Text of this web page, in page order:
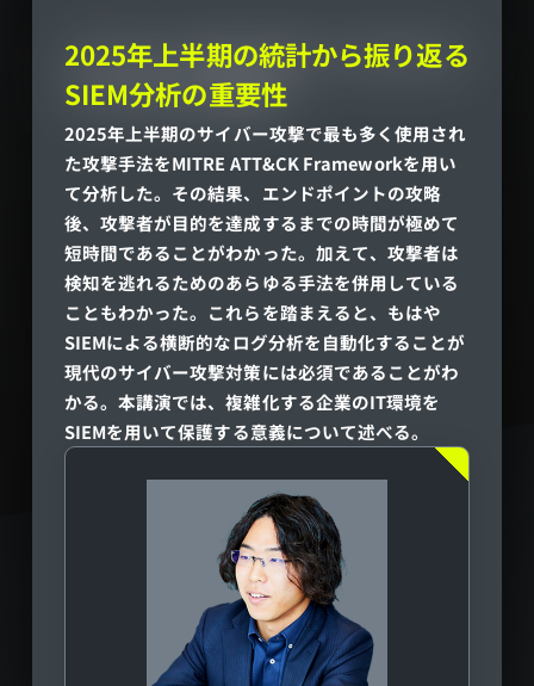
ラ
ム
2025年上半期の統計から振り返る
SIEM分析の重要性
2025年上半期のサイバー攻撃で最も多く使用され
た攻撃手法をMITRE ATT&CK Frameworkを用い
て分析した。その結果、エンドポイントの攻略
後、攻撃者が目的を達成するまでの時間が極めて
短時間であることがわかった。加えて、攻撃者は
検知を逃れるためのあらゆる手法を併用している
こともわかった。これらを踏まえると、もはや
SIEMによる横断的なログ分析を自動化することが
現代のサイバー攻撃対策には必須であることがわ
かる。本講演では、複雑化する企業のIT環境を
SIEMを用いて保護する意義について述べる。